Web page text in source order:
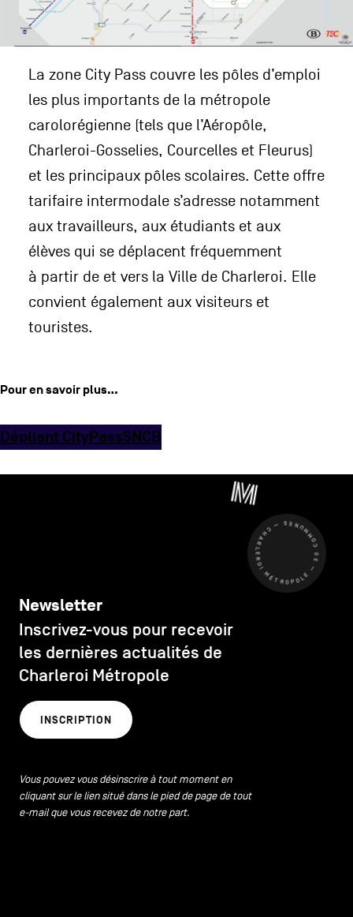
La zone City Pass couvre les pôles d’emploi
les plus importants de la métropole
carolorégienne (tels que l’Aéropôle,
Charleroi-Gosselies, Courcelles et Fleurus)
et les principaux pôles scolaires. Cette offre
tarifaire intermodale s’adresse notamment
aux travailleurs, aux étudiants et aux
élèves qui se déplacent fréquemment
à partir de et vers la Ville de Charleroi. Elle
convient également aux visiteurs et
touristes.
Pour en savoir plus…
Dépliant CityPassSNCB
CHARLEROI MÉTROPOLE — 30 COMMUNES —
Newsletter
Inscrivez-vous pour recevoir
les dernières actualités de
Charleroi Métropole
INSCRIPTION
Vous pouvez vous désinscrire à tout moment en
cliquant sur le lien situé dans le pied de page de tout
e-mail que vous recevez de notre part.